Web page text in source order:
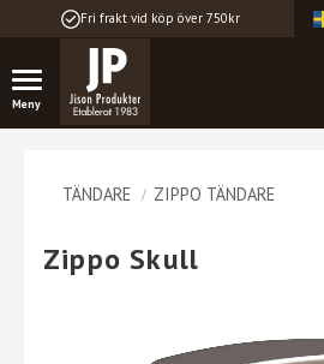
Fri frakt vid köp över 750kr
TÄNDARE ZIPPO TÄNDARE
Zippo Skull